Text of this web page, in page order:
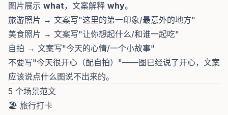
图片展示 what，文案解释 why。
旅游照片 → 文案写"这里的第一印象/最意外的地方"
美食照片 → 文案写"让你想起什么/和谁一起吃"
自拍 → 文案写"今天的心情/一个小故事"
不要写"今天很开心（配自拍）"——图已经说了开心，文案
应该说点什么图说不出来的。
5 个场景范文
🏖️ 旅行打卡